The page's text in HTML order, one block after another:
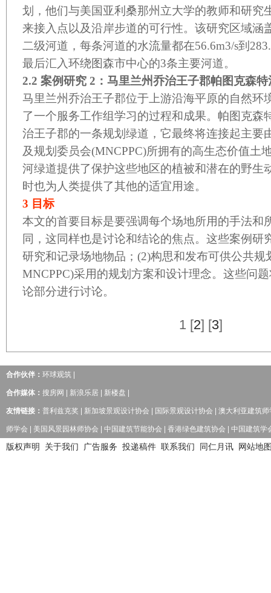
划，他们与美国亚利桑那州立大学的教师和研究
来接入点以及沿岸步道的可行性。该研究区域涵
二级河道，每条河道的水流量都在56.6m3/s到
最后汇入环绕图森市中心的3条主要河道。
2.2 案例研究 2 ：马里兰州乔治王子郡帕图克森
马里兰州乔治王子郡位于上游沿海平原的自然环
了一个服务工作组学习的过程和成果。帕图克森
治王子郡的一条规划绿道，它最终将连接起主要
及规划委员会(MNCPPC)所拥有的高生态价值土
河绿道提供了保护这些地区的植被和潜在的野生
时也为人类提供了其他的适宜用途。
3 目标
本文的首要目标是要强调每个场地所用的手法和
同，这同样也是讨论和结论的焦点。这些案例研
研究和记录场地物品； (2)构思和发布可供公共规
MNCPPC)采用的规划方案和设计理念。这些问
论部分进行讨论。
1 [2] [3]
合作伙伴： 环球观筑
合作媒体： 搜房网 新浪乐居 新楼盘
友情链接： 普利兹克奖 新加坡景观设计协会 国际景观设计协会 澳大利亚建筑师
师学会 美国风景园林师协会 中国建筑节能协会 香港绿色建筑协会 中国建筑学
版权声明 关于我们 广告服务 投递稿件 联系我们 同仁月讯 网站地